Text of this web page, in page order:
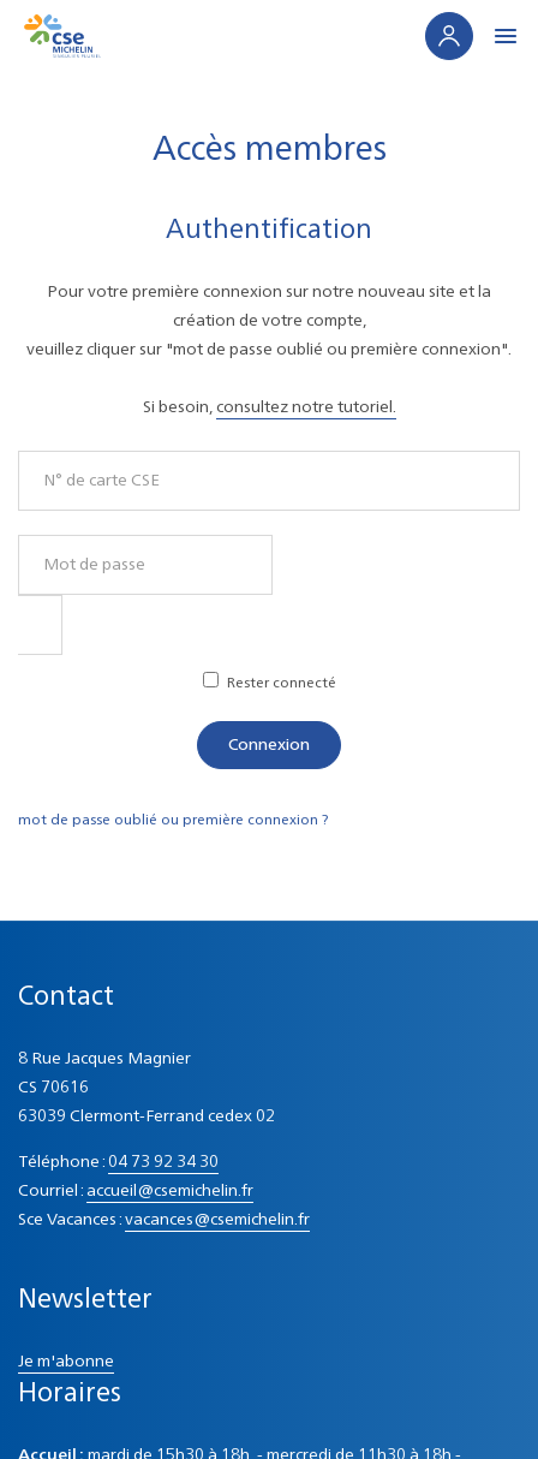
Accès membres
Authentification
Pour votre première connexion sur notre nouveau site et la
création de votre compte,
veuillez cliquer sur "mot de passe oublié ou première connexion".
Si besoin, consultez notre tutoriel.
Rester connecté
Connexion
mot de passe oublié ou première connexion ?
Contact
8 Rue Jacques Magnier
CS 70616
63039 Clermont-Ferrand cedex 02
Téléphone : 04 73 92 34 30
Courriel : accueil@csemichelin.fr
Sce Vacances : vacances@csemichelin.fr
Newsletter
Je m'abonne
Horaires
Accueil : mardi de 15h30 à 18h - mercredi de 11h30 à 18h -
Panneau de gestion des cookies